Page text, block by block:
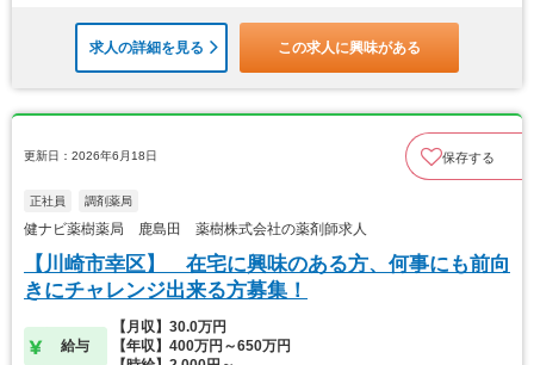
求人の詳細を見る この求人に興味がある
更新日：2026年6月18日 保存する
正社員 調剤薬局
健ナビ薬樹薬局 鹿島田 薬樹株式会社の薬剤師求人
【川崎市幸区】 在宅に興味のある方、何事にも前向
きにチャレンジ出来る方募集！
給与
【月収】30.0万円
【年収】400万円～650万円